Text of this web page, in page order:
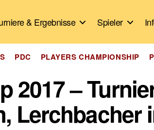
& Ergebnisse Spieler
Kategorien
PDC PLAYERS CHAMPIONSHIP
2017 –
Lerchbacher